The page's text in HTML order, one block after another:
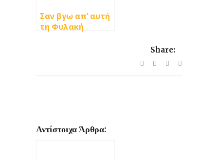
Σαν βγω απ’ αυτή
τη Φυλακή
Share:
Αντίστοιχα Άρθρα: